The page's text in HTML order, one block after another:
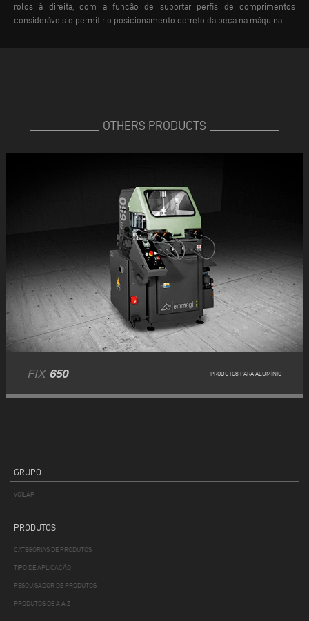
rolos à direita, com a função de suportar perfis de comprimentos
consideráveis e permitir o posicionamento correto da peça na máquina.
OTHERS PRODUCTS
FIX 650 PRODUTOS PARA ALUMÍNIO
GRUPO
VOILÀP
PRODUTOS
CATEGORIAS DE PRODUTOS
TIPO DE APLICAÇÃO
PESQUISADOR DE PRODUTOS
PRODUTOS DE A A Z